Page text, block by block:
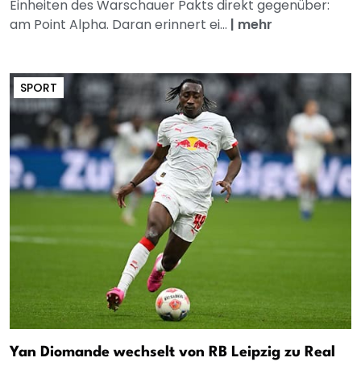
Einheiten des Warschauer Pakts direkt gegenüber:
am Point Alpha. Daran erinnert ei... | mehr
SPORT
Yan Diomande wechselt von RB Leipzig zu Real